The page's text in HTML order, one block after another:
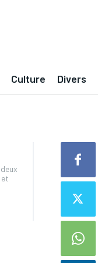
Culture Divers
et